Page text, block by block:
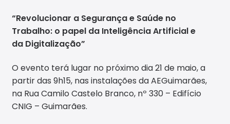
“Revolucionar a Segurança e Saúde no
Trabalho: o papel da Inteligência Artificial e
da Digitalização”
O evento terá lugar no próximo dia 21 de maio, a
partir das 9h15, nas instalações da AEGuimarães,
na Rua Camilo Castelo Branco, nº 330 – Edifício
CNIG – Guimarães.